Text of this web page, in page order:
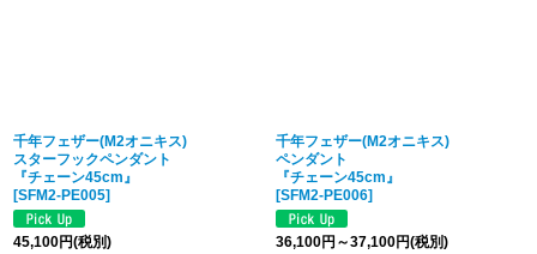
千年フェザー(M2オニキス)
スターフックペンダント
『チェーン45cm』
[SFM2-PE005]
45,100円(税別)
千年フェザー(M2オニキス)
ペンダント
『チェーン45cm』
[SFM2-PE006]
36,100円 ～37,100円(税別)